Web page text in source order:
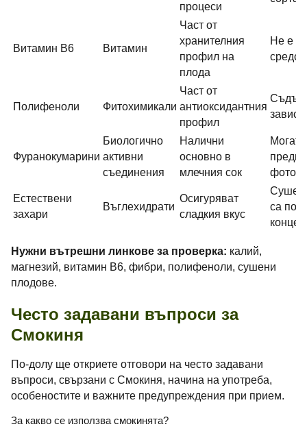
процеси
Витамин B6 Витамин
Част от
хранителния
профил на
плода
Не е
Полифеноли Фитохимикали
Част от
антиоксидантния
профил
зависи
Фуранокумарини
Биологично
активни
съединения
Налични
основно в
млечния сок
Могат
Естествени
захари
Въглехидрати
Осигуряват
сладкия вкус
са по-
Нужни вътрешни линкове за проверка: калий,
магнезий, витамин B6, фибри, полифеноли, сушени
плодове.
Често задавани въпроси за
Смокиня
По-долу ще откриете отговори на често задавани
въпроси, свързани с Смокиня, начина на употреба,
особеностите и важните предупреждения при прием.
За какво се използва смокинята?